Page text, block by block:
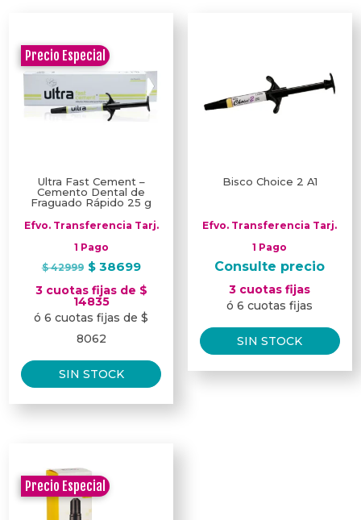
Precio Especial
Ultra Fast Cement –
Cemento Dental de
Fraguado Rápido 25 g
Efvo. Transferencia Tarj.
1 Pago
$42999 El
precio
original
era:
$ 42999.
$38699El
precio
es:
3 cuotas fijas de $
14835
ó 6 cuotas fijas de $
8062
SIN STOCK
Bisco Choice 2 A1
Efvo. Transferencia Tarj.
1 Pago
Consulte precio
3 cuotas fijas
ó 6 cuotas fijas
SIN STOCK
Precio Especial